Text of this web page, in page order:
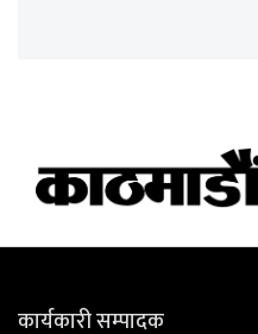
कार्यकारी सम्पादक